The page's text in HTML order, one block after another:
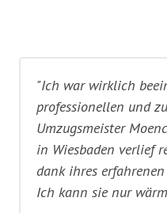
"Ich war wirklich
professionellen und
Umzugsmeister
in Wiesbaden verlief
dank ihres
Ich kann sie nur